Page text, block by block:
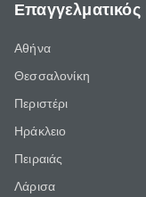
Αθήνα
Θεσσαλονίκη
Περιστέρι
Ηράκλειο
Πειραιάς
Λάρισα